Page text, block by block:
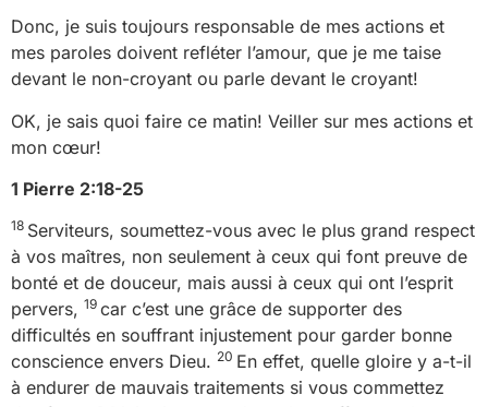
Donc, je suis toujours responsable de mes actions et
mes paroles doivent refléter l’amour, que je me taise
devant le non-croyant ou parle devant le croyant!
OK, je sais quoi faire ce matin! Veiller sur mes actions et
mon cœur!
1 Pierre 2:18-25
18 Serviteurs, soumettez-vous avec le plus grand respect
à vos maîtres, non seulement à ceux qui font preuve de
bonté et de douceur, mais aussi à ceux qui ont l’esprit
pervers, 19 car c’est une grâce de supporter des
difficultés en souffrant injustement pour garder bonne
conscience envers Dieu. 20 En effet, quelle gloire y a-t-il
à endurer de mauvais traitements si vous commettez